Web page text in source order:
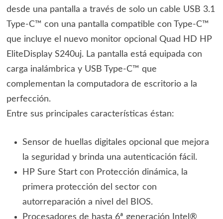
desde una pantalla a través de solo un cable USB 3.1
Type-C™ con una pantalla compatible con Type-C™
que incluye el nuevo monitor opcional Quad HD HP
EliteDisplay S240uj. La pantalla está equipada con
carga inalámbrica y USB Type-C™ que
complementan la computadora de escritorio a la
perfección.
Entre sus principales características éstan:
Sensor de huellas digitales opcional que mejora
la seguridad y brinda una autenticación fácil.
HP Sure Start con Protección dinámica, la
primera protección del sector con
autorreparación a nivel del BIOS.
Procesadores de hasta 6ª generación Intel®